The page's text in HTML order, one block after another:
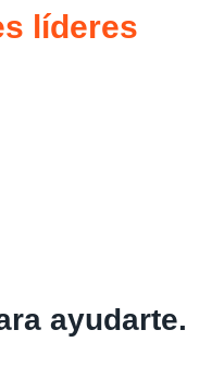
líderes
ayudarte.